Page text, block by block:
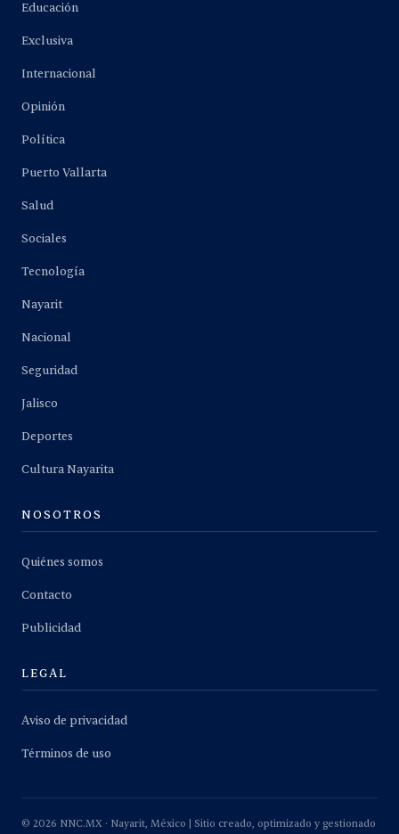
Educación
Exclusiva
Internacional
Opinión
Política
Puerto Vallarta
Salud
Sociales
Tecnología
Nayarit
Nacional
Seguridad
Jalisco
Deportes
Cultura Nayarita
NOSOTROS
Quiénes somos
Contacto
Publicidad
LEGAL
Aviso de privacidad
Términos de uso
© 2026 NNC.MX · Nayarit, México | Sitio creado, optimizado y gestionado